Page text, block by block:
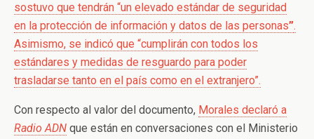
sostuvo que tendrán “un elevado estándar de seguridad
en la protección de información y datos de las personas”.
Asimismo, se indicó que “cumplirán con todos los
estándares y medidas de resguardo para poder
trasladarse tanto en el país como en el extranjero”.
Con respecto al valor del documento, Morales declaró a
Radio ADN que están en conversaciones con el Ministerio